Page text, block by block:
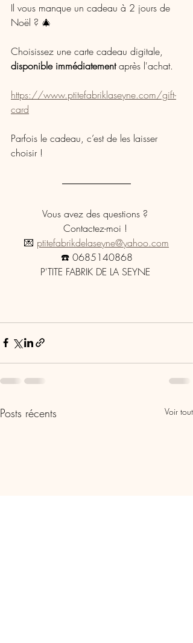
Il vous manque un cadeau à 2 jours de
Noël ? 🎄
Choisissez une carte cadeau digitale,
disponible immédiatement après l'achat.
https://www.ptitefabriklaseyne.com/gift-
card
Parfois le cadeau, c’est de les laisser
choisir !
Vous avez des questions ?
Contactez-moi !
💌 ptitefabrikdelaseyne@yahoo.com
☎️ 0685140868
P'TITE FABRIK DE LA SEYNE
Posts récents Voir tout